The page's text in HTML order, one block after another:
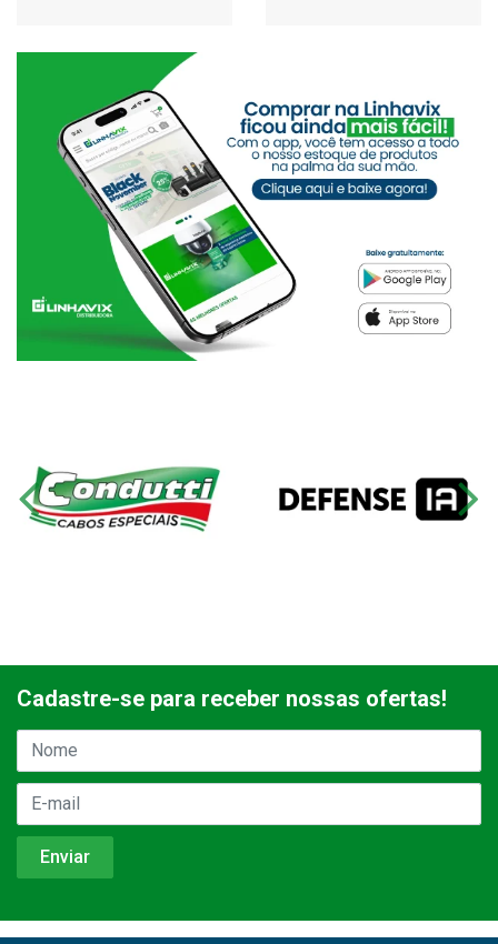
Cadastre-se para receber nossas ofertas!